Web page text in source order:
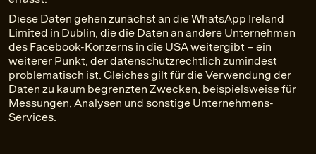
Diese Daten gehen zunächst an die WhatsApp Ireland
Limited in Dublin, die die Daten an andere Unternehmen
des Facebook-Konzerns in die USA weitergibt – ein
weiterer Punkt, der datenschutzrechtlich zumindest
problematisch ist. Gleiches gilt für die Verwendung der
Daten zu kaum begrenzten Zwecken, beispielsweise für
Messungen, Analysen und sonstige Unternehmens-
Services.